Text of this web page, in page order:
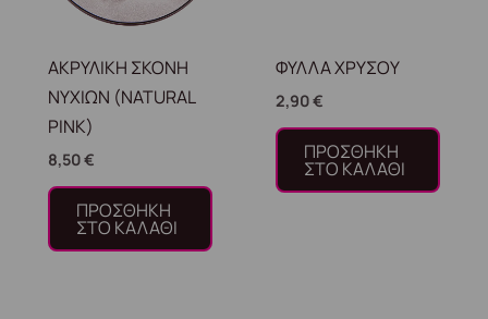
ΑΚΡΥΛΙΚΗ ΣΚΟΝΗ
ΝΥΧΙΩΝ (NATURAL
PINK)
8,50€
ΠΡΟΣΘΉΚΗ
ΣΤΟ ΚΑΛΆΘΙ
ΦΥΛΛΑ ΧΡΥΣΟΥ
2,90€
ΠΡΟΣΘΉΚΗ
ΣΤΟ ΚΑΛΆΘΙ